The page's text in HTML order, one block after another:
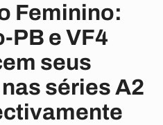
Feminino:
PB e VF4
seus
séries A2